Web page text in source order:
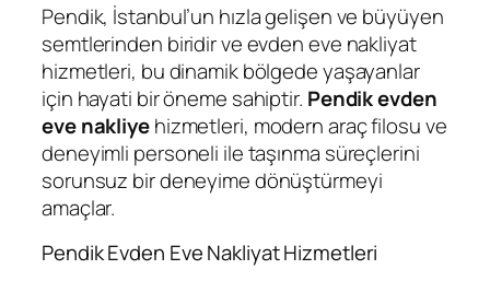
Pendik, İstanbul’un hızla gelişen ve büyüyen
semtlerinden biridir ve evden eve nakliyat
hizmetleri, bu dinamik bölgede yaşayanlar
için hayati bir öneme sahiptir. Pendik evden
eve nakliyehizmetleri, modern araç filosu ve
deneyimli personeli ile taşınma süreçlerini
sorunsuz bir deneyime dönüştürmeyi
amaçlar.
Pendik Evden Eve Nakliyat Hizmetleri